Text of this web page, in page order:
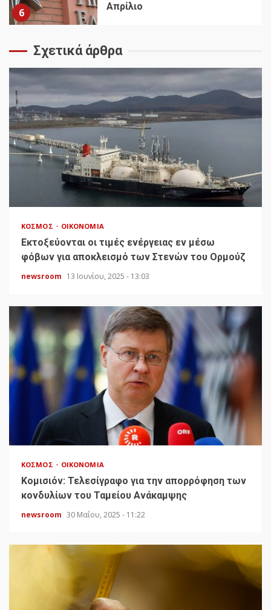
6
Απρίλιο
Σχετικά άρθρα
ΚΌΣΜΟΣ ΟΙΚΟΝΟΜΊΑ
Εκτοξεύονται οι τιμές ενέργειας εν μέσω
φόβων για αποκλεισμό των Στενών του Ορμούζ
newsroom 13 Ιουνίου, 2025 - 13:03
ΚΌΣΜΟΣ ΟΙΚΟΝΟΜΊΑ
Κομισιόν: Τελεσίγραφο για την απορρόφηση των
κονδυλίων του Ταμείου Ανάκαμψης
newsroom 30 Μαΐου, 2025 - 11:22